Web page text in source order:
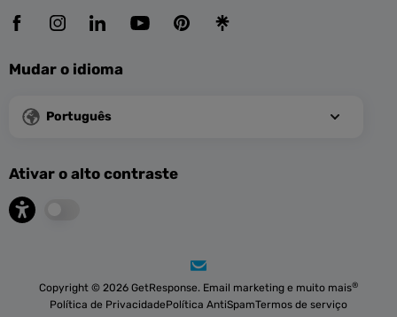
Mudar o idioma
Português
Ativar o alto contraste
Copyright © 2026 GetResponse. Email marketing e muito mais®
Política de PrivacidadePolítica AntiSpamTermos de serviço